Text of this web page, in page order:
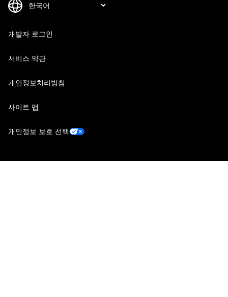
개발자 로그인
서비스 약관
개인정보처리방침
사이트 맵
개인정보 보호 선택